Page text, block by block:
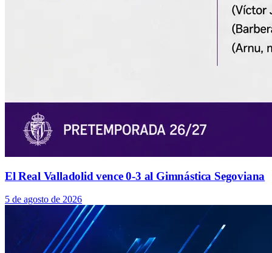
El Real Valladolid vence 0-3 al Gimnástica Segoviana
5 de agosto de 2026